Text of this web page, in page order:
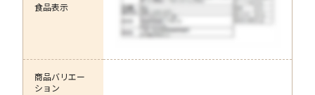
食品表示
商品バリエー
ション